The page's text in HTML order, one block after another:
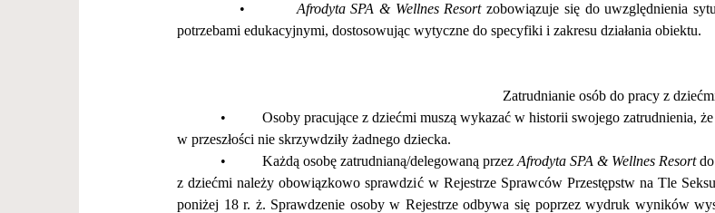
•
Afrodyta SPA & Wellnes Resortzobowiązuje się do uwzględnienia
potrzebami edukacyjnymi, dostosowując wytyczne do specyfiki i zakresu działania obiektu.
Zatrudnianie osób do pracy z dzieć
• Osoby pracujące z dziećmi muszą wykazać w historii swojego zatrudnienia, że
w przeszłości nie skrzywdziły żadnego dziecka.
• Każdą osobę zatrudnianą/delegowaną przez Afrodyta SPA & Wellnes Resortdo
z dziećmi należy obowiązkowo sprawdzić w Rejestrze Sprawców Przestępstw na Tle
poniżej 18 r. ż. Sprawdzenie osoby w Rejestrze odbywa się poprzez wydruk wyników